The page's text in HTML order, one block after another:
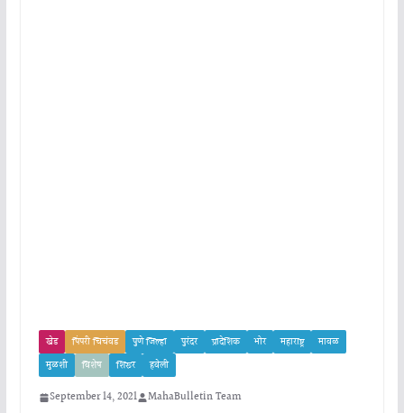
खेड पिंपरी चिचंवड पुणे जिल्हा पुरंदर प्रादेशिक भोर महाराष्ट्र
मावळ
मुळशी
विशेष शिरूर हवेली
September 14, 2021 MahaBulletin Team